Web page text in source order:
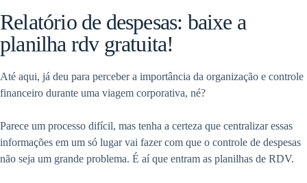
Relatório de despesas: baixe a
planilha rdv gratuita!
Até aqui, já deu para perceber a importância da organização e controle
financeiro durante uma viagem corporativa, né?
Parece um processo difícil, mas tenha a certeza que centralizar essas
informações em um só lugar vai fazer com que o controle de despesas
não seja um grande problema. É aí que entram as planilhas de RDV.